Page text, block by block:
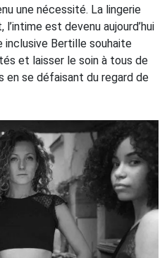
une nécessité. La lingerie
est devenu aujourd’hui
Bertille souhaite
et laisser le soin à tous de
en se défaisant du regard de